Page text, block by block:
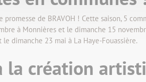
promesse de BRAVOH ! Cette saison, 5
à Monnières et le dimanche 15
dimanche 23 mai à La Haye-Fouassière.
la création